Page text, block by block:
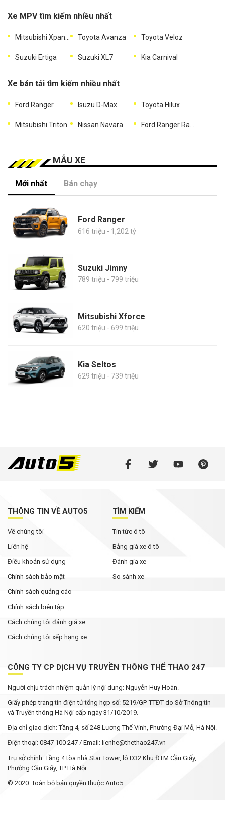
Xe MPV tìm kiếm nhiều nhất
Toyota Avanza Toyota Veloz
Suzuki Ertiga Suzuki XL7 Kia Carnival
Xe bán tải tìm kiếm nhiều nhất
Ford Ranger Isuzu D-Max Toyota Hilux
Mitsubishi Triton Nissan Navara
MẪU XE
Mới nhất Bán chạy
Ford Ranger
616 triệu - 1,202 tỷ
Suzuki Jimny
789 triệu - 799 triệu
Mitsubishi Xforce
620 triệu - 699 triệu
Kia Seltos
629 triệu - 739 triệu
THÔNG TIN VỀ AUTO5
Về chúng tôi
Liên hệ
Điều khoản sử dụng
Chính sách bảo mật
Chính sách quảng cáo
Chính sách biên tập
Cách chúng tôi đánh giá xe
Cách chúng tôi xếp hạng xe
TÌM KIẾM
Tin tức ô tô
Bảng giá xe ô tô
Đánh gia xe
So sánh xe
CÔNG TY CP DỊCH VỤ TRUYỀN THÔNG THỂ THAO 247
Người chịu trách nhiệm quản lý nội dung: Nguyễn Huy Hoàn.
Giấy phép trang tin điện tử tổng hợp số: 5219/GP-TTĐT do Sở Thông tin
và Truyền thông Hà Nội cấp ngày 31/10/2019.
Địa chỉ giao dịch: Tầng 4, số 248 Lương Thế Vinh, Phường Đại Mỗ, Hà Nội.
Điện thoại: 0847 100 247 / Email: lienhe@thethao247.vn
Trụ sở chính: Tầng 4 tòa nhà Star Tower, lô D32 Khu ĐTM Cầu Giấy,
Phường Cầu Giấy, TP Hà Nội
© 2020. Toàn bộ bản quyền thuộc Auto5